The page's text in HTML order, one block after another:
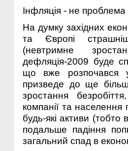
Інфляція - не проблема
На думку західних
та Європі
(невтримне
дефляція-2009 буде
що вже
призведе до ще
зростання
компанії та населення
будь-які активи (тобто
подальше падіння
загальний спад в